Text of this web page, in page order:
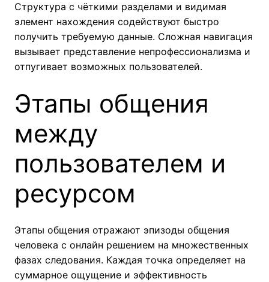
Структура с чёткими разделами и видимая
элемент нахождения содействуют быстро
получить требуемую данные. Сложная навигация
вызывает представление непрофессионализма и
отпугивает возможных пользователей.
Этапы общения
между
пользователем и
ресурсом
Этапы общения отражают эпизоды общения
человека с онлайн решением на множественных
фазах следования. Каждая точка определяет на
суммарное ощущение и эффективность